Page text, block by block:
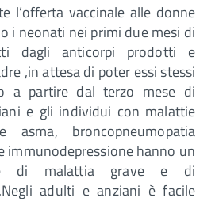
l’offerta vaccinale alle donne
i neonati nei primi due mesi di
dagli anticorpi prodotti e
,in attesa di poter essi stessi
a partire dal terzo mese di
e gli individui con malattie
asma, broncopneumopatia
immunodepressione hanno un
di malattia grave e di
adulti e anziani è facile